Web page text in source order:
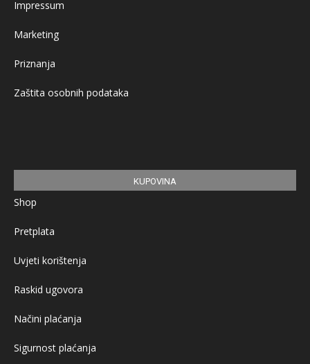
Impressum
Marketing
Priznanja
Zaštita osobnih podataka
KUPOVINA
Shop
Pretplata
Uvjeti korištenja
Raskid ugovora
Načini plaćanja
Sigurnost plaćanja